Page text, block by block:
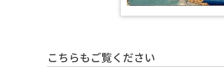
こちらもご覧ください